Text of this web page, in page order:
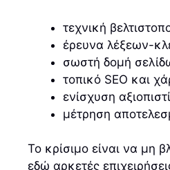
τεχνική
έρευνα λέξεων-
σωστή δομή
τοπικό SEO και
ενίσχυση
μέτρηση
Το κρίσιμο είναι να μη
εδώ αρκετές